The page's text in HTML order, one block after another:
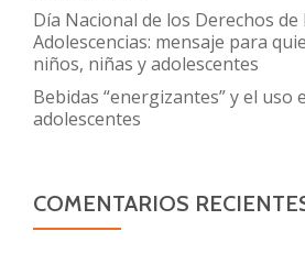
Día Nacional de los Derechos
Adolescencias: mensaje para
niños, niñas y adolescentes
Bebidas “energizantes” y el uso
adolescentes
COMENTARIOS